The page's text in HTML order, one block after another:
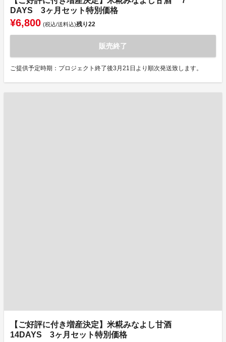
DAYS 3ヶ月セット特別価格
¥6,800 (税込/送料込)残り22
販売終了
ご提供予定時期：プロジェクト終了後3月21日より順次発送致します。
【ご好評に付き増産決定】米糀みなよし甘酒
14DAYS 3ヶ月セット特別価格